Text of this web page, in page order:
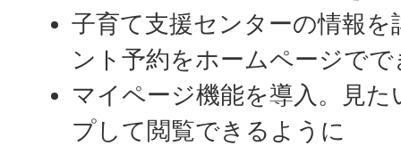
子育て支援センターの情報
ント予約をホームページで
マイページ機能を導入。見
プして閲覧できるように